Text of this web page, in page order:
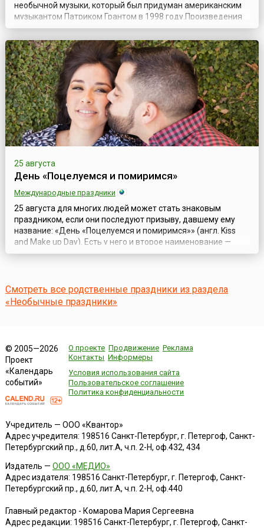
необычной музыки, который был придуман американским
музыкантом Патриком Грантом в 1998 году.Произведения
этого композитора представляют собой синтез различных
жанров и стилей — от популярной и классической музыки
до пост-панка, эмбиента и этнической музыки. В начале
своей творческой карьер...
25 августа
День «Поцелуемся и помиримся»
Международные праздники
25 августа для многих людей может стать знаковым
праздником, если они последуют призыву, давшему ему
название: «День «Поцелуемся и помиримся»» (англ. Kiss
and Make up Day). Есть у него и второе наименование —
День примирительного поцелуя.Поцелуй — один из
влюблёнными, родственниками, родителями и детьми, д...
Смотреть все родственные праздники из раздела
«Необычные праздники»
© 2005—2026
Проект
«Календарь
событий»
О проекте Продвижение Реклама
Контакты Информеры
Условия использования сайта
Пользовательское соглашение
Политика конфиденциальности
Учредитель — ООО «Квантор»
Адрес учредителя: 198516 Санкт-Петербург, г. Петергоф, Санкт-
Петербургский пр., д.60, лит.А, ч.п. 2-Н, оф.432, 434
Издатель — ООО «МЕДИО»
Адрес издателя: 198516 Санкт-Петербург, г. Петергоф, Санкт-
Петербургский пр., д.60, лит.А, ч.п. 2-Н, оф.440
Главный редактор - Комарова Мария Сергеевна
Адрес редакции: 198516 Санкт-Петербург, г. Петергоф, Санкт-